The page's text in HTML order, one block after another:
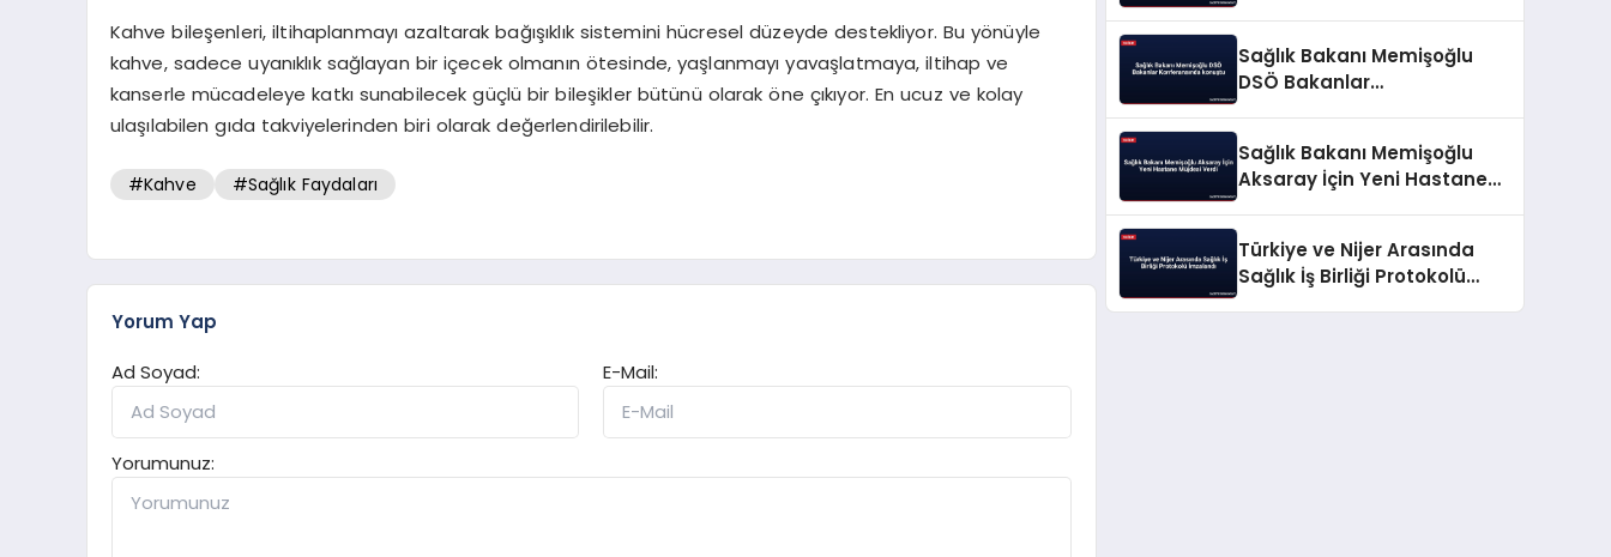
Kahve bileşenleri, iltihaplanmayı azaltarak bağışıklık sistemini hücresel düzeyde destekliyor. Bu yönüyle
kahve, sadece uyanıklık sağlayan bir içecek olmanın ötesinde, yaşlanmayı yavaşlatmaya, iltihap ve
kanserle mücadeleye katkı sunabilecek güçlü bir bileşikler bütünü olarak öne çıkıyor. En ucuz ve kolay
ulaşılabilen gıda takviyelerinden biri olarak değerlendirilebilir.
#Kahve #Sağlık Faydaları
Yorum Yap
Ad Soyad:
E-Mail:
Yorumunuz:
Sağlık Bakanı Memişoğlu
DSÖ Bakanlar
Sağlık Bakanı Memişoğlu
Aksaray İçin Yeni Hastane
Türkiye ve Nijer Arasında
Sağlık İş Birliği Protokolü